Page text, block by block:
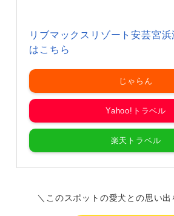
リブマックスリゾート安芸宮
はこちら
じゃらん
Yahoo!トラベル
楽天トラベル
＼このスポットの愛犬との思い